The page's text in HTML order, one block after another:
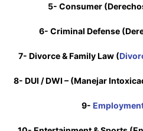
5- Consumer
6- Criminal Defense
7- Divorce & Family Law (
8- DUI / DWI – (Manejar
9-